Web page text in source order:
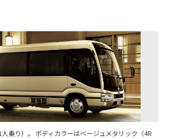
乗り）。 ボディカラーはベージュメタリック〈4R